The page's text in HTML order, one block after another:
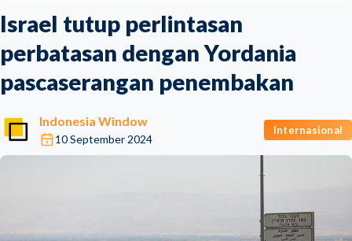
Israel tutup perlintasan
perbatasan dengan Yordania
pascaserangan penembakan
Indonesia Window
10 September 2024
Internasional